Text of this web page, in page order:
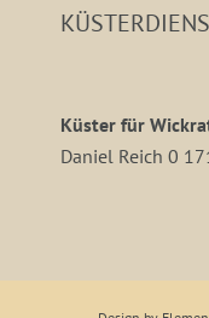
Küster für
Daniel Reich 0